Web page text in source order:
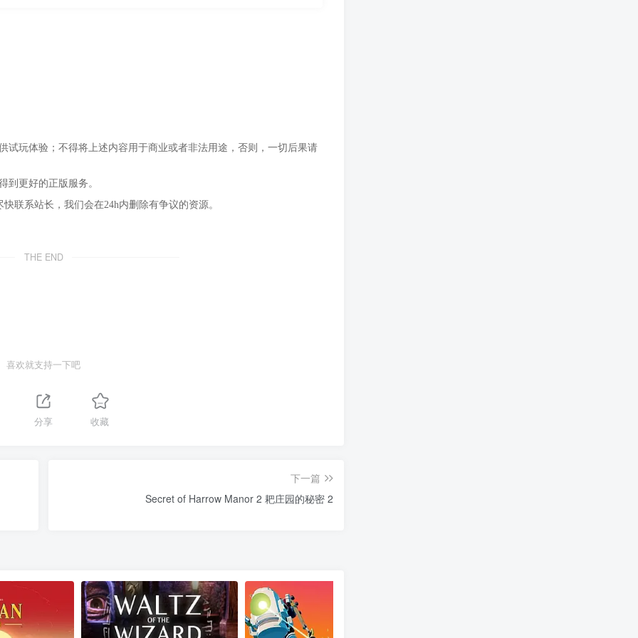
试玩体验；不得将上述内容用于商业或者非法用途，否则，一切后果请
到更好的正版服务。
联系站长，我们会在24h内删除有争议的资源。
THE END
喜欢就支持一下吧
分享 收藏
下一篇
Secret of Harrow Manor 2 耙庄园的秘密 2